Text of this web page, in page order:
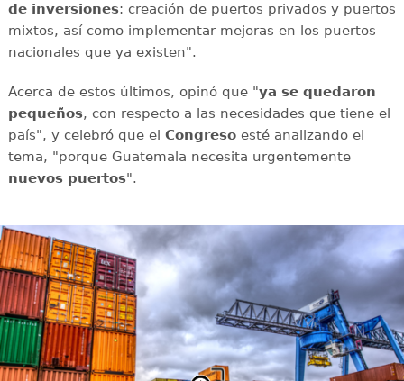
de inversiones: creación de puertos privados y puertos
mixtos, así como implementar mejoras en los puertos
nacionales que ya existen".
Acerca de estos últimos, opinó que "ya se quedaron
pequeños, con respecto a las necesidades que tiene el
país", y celebró que el Congresoesté analizando el
tema, "porque Guatemala necesita urgentemente
nuevos puertos".